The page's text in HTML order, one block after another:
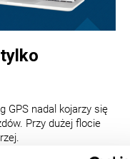
GPS nadal kojarzy się
Przy dużej flocie